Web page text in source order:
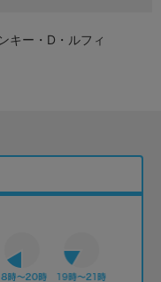
キー・D・ルフィ